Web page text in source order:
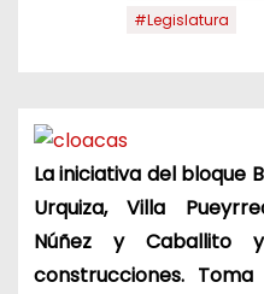
#Legislatura
La iniciativa del bloque
Urquiza, Villa
Núñez y Caballito
construcciones.